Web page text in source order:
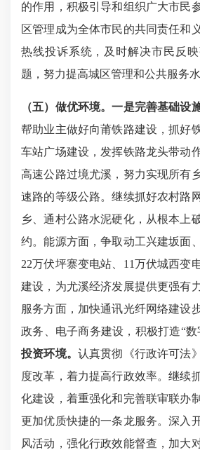
的作用，积极引导和组织广大市民
区管理成为全体市民的共同责任和
热线投诉系统，及时解决市民反
题， 努力提高城区管理和公共服务水
（五）做优环境。一是完善基础设施
帮助业主做好向莆铁路建设，抓好
车站广场建设，发挥铁路龙头带动
高速公路过境尤溪，努力实现所有
速路的等级公路。继续抓好农村路
乡、通村公路水泥硬化，从根本上
约。能源方面，争取动工兴建坂面
22万伏坪寨变电站、11万伏城西变
建设，为尤溪经济发展提供更强有
服务方面，加快通讯光纤网络建设
政务、电子商务建设，积极打造“
投资环境。 认真贯彻《行政许可法
度改革，着力提高行政效率。继续
化建设，着重强化和完善联审联办
更加优质快捷的一条龙服务。深入
风活动， 强化行政效能督查，加大